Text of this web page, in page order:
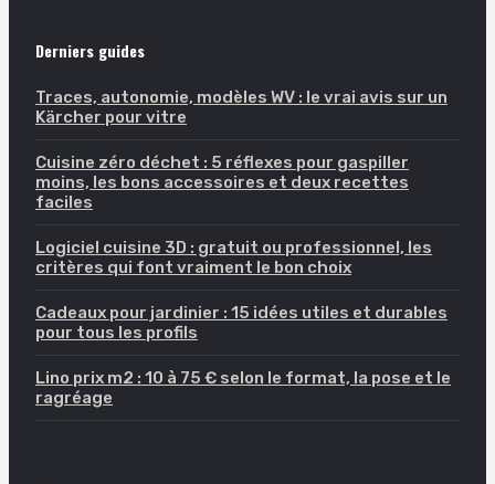
Derniers guides
Traces, autonomie, modèles WV : le vrai avis sur un
Kärcher pour vitre
Cuisine zéro déchet : 5 réflexes pour gaspiller
moins, les bons accessoires et deux recettes
faciles
Logiciel cuisine 3D : gratuit ou professionnel, les
critères qui font vraiment le bon choix
Cadeaux pour jardinier : 15 idées utiles et durables
pour tous les profils
Lino prix m2 : 10 à 75 € selon le format, la pose et le
ragréage